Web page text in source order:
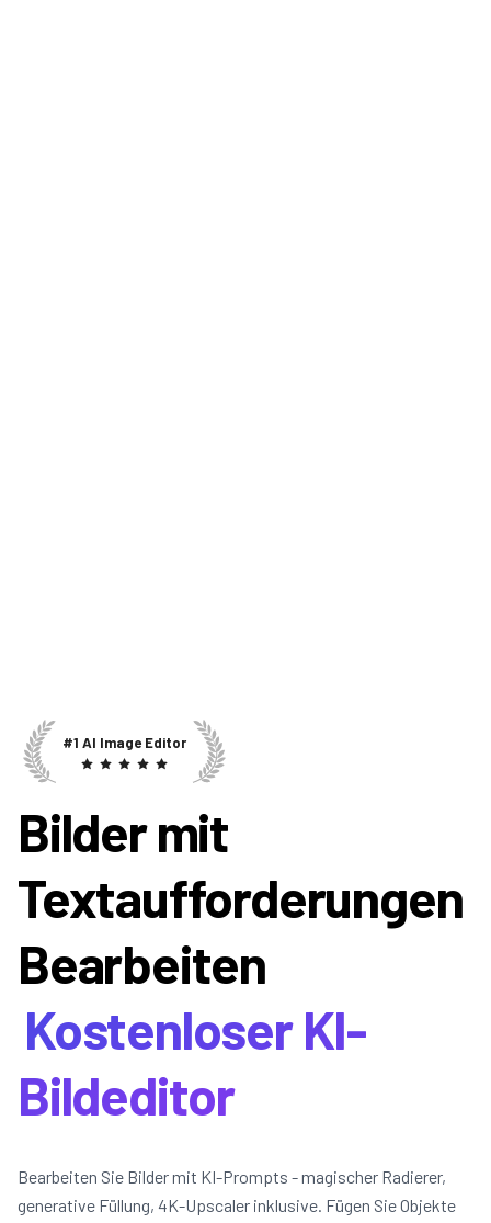
#1 AI Image Editor
Bilder mit
Textaufforderungen
Bearbeiten
Kostenloser KI-
Bildeditor
Bearbeiten Sie Bilder mit KI-Prompts - magischer Radierer,
generative Füllung, 4K-Upscaler inklusive. Fügen Sie Objekte